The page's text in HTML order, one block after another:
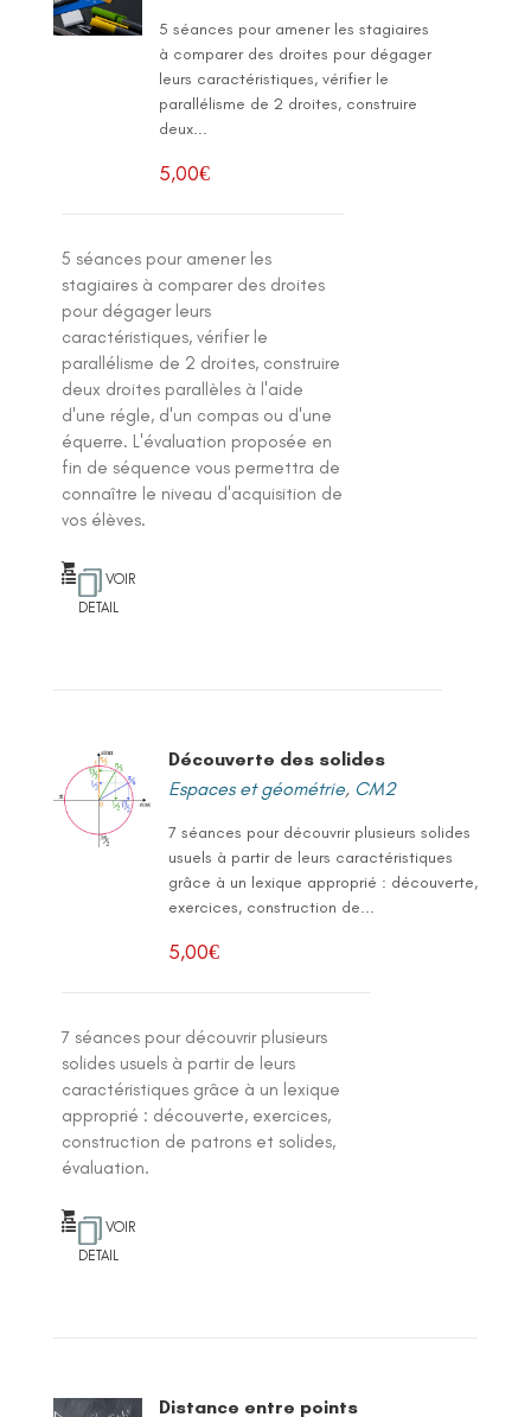
5 séances pour amener les stagiaires
à comparer des droites pour dégager
leurs caractéristiques, vérifier le
parallélisme de 2 droites, construire
deux...
5,00€
5 séances pour amener les
stagiaires à comparer des droites
pour dégager leurs
caractéristiques, vérifier le
parallélisme de 2 droites, construire
deux droites parallèles à l'aide
d'une régle, d'un compas ou d'une
équerre. L'évaluation proposée en
fin de séquence vous permettra de
connaître le niveau d'acquisition de
vos élèves.
VOIR
DETAIL
Découverte des solides
Espaces et géométrie, CM2
7 séances pour découvrir plusieurs solides
usuels à partir de leurs caractéristiques
grâce à un lexique approprié : découverte,
exercices, construction de...
5,00€
7 séances pour découvrir plusieurs
solides usuels à partir de leurs
caractéristiques grâce à un lexique
approprié : découverte, exercices,
construction de patrons et solides,
évaluation.
VOIR
DETAIL
Distance entre points